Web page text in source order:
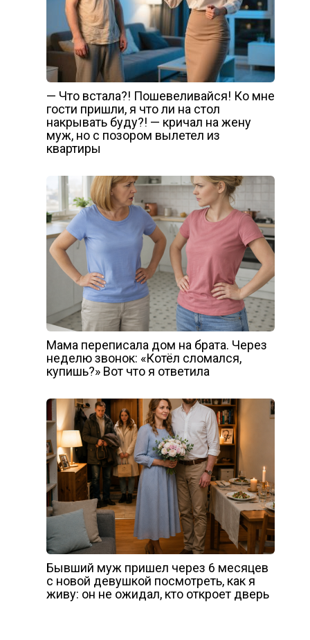
— Что встала?! Пошевеливайся! Ко мне
гости пришли, я что ли на стол
накрывать буду?! — кричал на жену
муж, но с позором вылетел из
квартиры
Мама переписала дом на брата. Через
неделю звонок: «Котёл сломался,
купишь?» Вот что я ответила
Бывший муж пришел через 6 месяцев
с новой девушкой посмотреть, как я
живу: он не ожидал, кто откроет дверь